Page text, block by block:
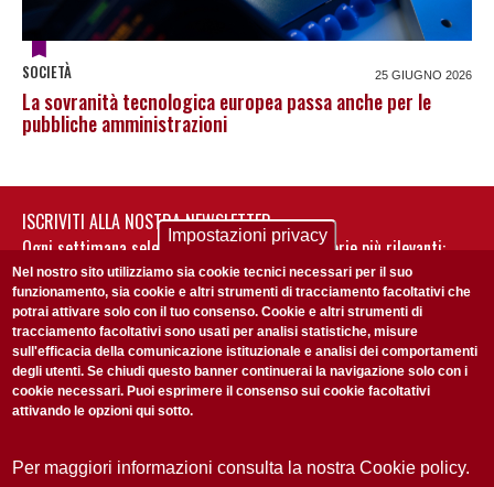
SOCIETÀ 25 GIUGNO 2026
La sovranità tecnologica europea passa anche per le
pubbliche amministrazioni
ISCRIVITI ALLA NOSTRA NEWSLETTER
Ogni settimana selezioniamo per te nostre storie più rilevanti:
non perderti gli aggiornamenti della nostra newsletter
Accetto laPrivacy Policy
Impostazioni privacy
Nel nostro sito utilizziamo sia cookie tecnici necessari per il suo
funzionamento, sia cookie e altri strumenti di tracciamento facoltativi che
potrai attivare solo con il tuo consenso. Cookie e altri strumenti di
tracciamento facoltativi sono usati per analisi statistiche, misure
sull'efficacia della comunicazione istituzionale e analisi dei comportamenti
degli utenti. Se chiudi questo banner continuerai la navigazione solo con i
cookie necessari. Puoi esprimere il consenso sui cookie facoltativi
attivando le opzioni qui sotto.
Per maggiori informazioni consulta la nostra Cookie policy.